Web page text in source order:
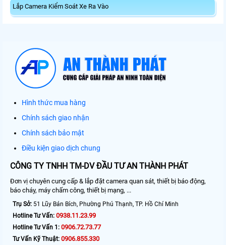
Lắp Camera Kiểm Soát Xe Ra Vào
Hình thức mua hàng
Chính sách giao nhận
Chính sách bảo mật
Điều kiện giao dịch chung
CÔNG TY TNHH TM-DV ĐẦU TƯ AN THÀNH PHÁT
Đơn vị chuyên cung cấp & lắp đặt camera quan sát, thiết bị báo động,
báo cháy, máy chấm công, thiết bị mạng, ...
Trụ Sở: 51 Lũy Bán Bích, Phường Phú Thạnh, TP. Hồ Chí Minh
Hotline Tư Vấn: 0938.11.23.99
Hotline Tư Vấn 1: 0906.72.73.77
Tư Vấn Kỹ Thuật: 0906.855.330